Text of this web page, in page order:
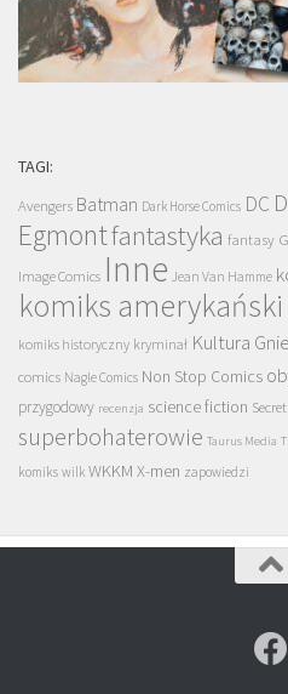
TAGI:
Avengers Batman Dark Horse Comics DC
Egmontfantastyka fantasy
Image Comics Inne Jean Van Hamme
komiks amerykański
komiks historyczny kryminał Kultura
comics Nagle Comics Non Stop Comics
przygodowy recenzja science fiction
superbohaterowie Taurus Media
komiks wilk WKKM X-men zapowiedzi